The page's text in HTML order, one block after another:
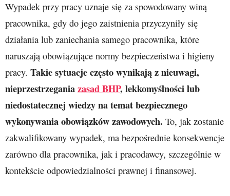
Wypadek przy pracy uznaje się za spowodowany winą
pracownika, gdy do jego zaistnienia przyczyniły się
działania lub zaniechania samego pracownika, które
naruszają obowiązujące normy bezpieczeństwa i higieny
pracy. Takie sytuacje często wynikają z nieuwagi,
nieprzestrzeganiazasad BHP, lekkomyślności lub
niedostatecznej wiedzy na temat bezpiecznego
wykonywania obowiązków zawodowych. To, jak zostanie
zakwalifikowany wypadek, ma bezpośrednie konsekwencje
zarówno dla pracownika, jak i pracodawcy, szczególnie w
kontekście odpowiedzialności prawnej i finansowej.